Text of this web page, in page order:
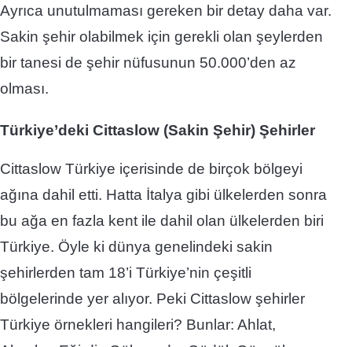
Ayrıca unutulmaması gereken bir detay daha var.
Sakin şehir olabilmek için gerekli olan şeylerden
bir tanesi de şehir nüfusunun 50.000’den az
olması.
Türkiye’deki Cittaslow (Sakin Şehir) Şehirler
Cittaslow Türkiye içerisinde de birçok bölgeyi
ağına dahil etti. Hatta İtalya gibi ülkelerden sonra
bu ağa en fazla kent ile dahil olan ülkelerden biri
Türkiye. Öyle ki dünya genelindeki sakin
şehirlerden tam 18’i Türkiye’nin çeşitli
bölgelerinde yer alıyor. Peki Cittaslow şehirler
Türkiye örnekleri hangileri? Bunlar: Ahlat,